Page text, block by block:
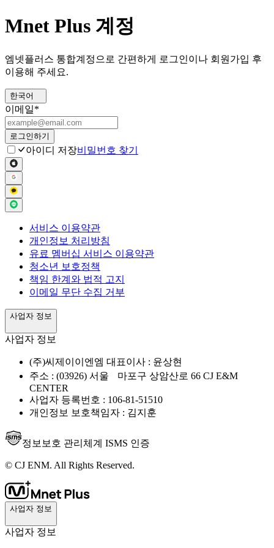
Mnet Plus 계정
엠넷플러스 통합계정으로 간편하게 로그인이나 회원가입 후
이용해 주세요.
한국어
이메일*
로그인하기
아이디 저장비밀번호 찾기
서비스 이용약관
개인정보 처리방침
유료 멤버십 서비스 이용약관
청소년 보호정책
책임 한계와 법적 고지
이메일 무단 수집 거부
사업자 정보
사업자 정보
(주)씨제이이엔엠 대표이사 : 윤상현
주소 : (03926) 서울 마포구 상암산로 66 CJ E&M
CENTER
사업자 등록번호 : 106-81-51510
개인정보 보호책임자 : 김지훈
정보보호 관리체계 ISMS 인증
© CJ ENM. All Rights Reserved.
사업자 정보
사업자 정보